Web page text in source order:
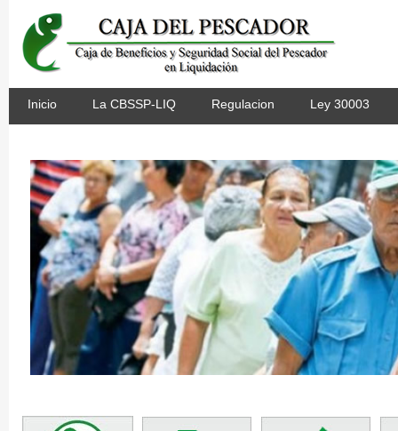
Inicio La CBSSP-LIQ Regulacion Ley 30003